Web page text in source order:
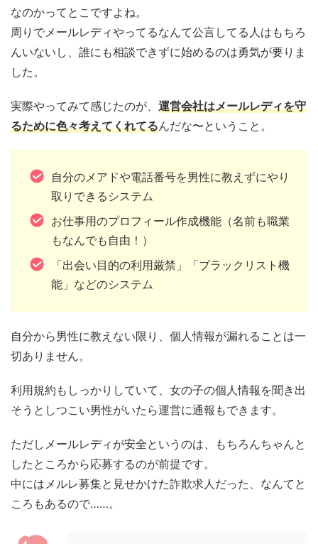
なのかってとこですよね。
周りでメールレディやってるなんて公言してる人はもちろ
んいないし、誰にも相談できずに始めるのは勇気が要りま
した。
実際やってみて感じたのが、 運営会社はメールレディを守
るために色々考えてくれてるんだな〜ということ。
自分のメアドや電話番号を男性に教えずにやり
取りできるシステム
お仕事用のプロフィール作成機能（名前も職業
もなんでも自由！）
「出会い目的の利用厳禁」「ブラックリスト機
能」などのシステム
自分から男性に教えない限り、個人情報が漏れることは一
切ありません。
利用規約もしっかりしていて、女の子の個人情報を聞き出
そうとしつこい男性がいたら運営に通報もできます。
ただしメールレディが安全というのは、もちろんちゃんと
したところから応募するのが前提です。
中にはメルレ募集と見せかけた詐欺求人だった、なんてと
ころもあるので……。